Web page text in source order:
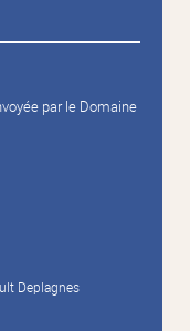
par le Domaine
Deplagnes